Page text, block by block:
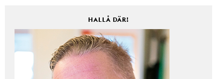
HALLÅ DÄR!